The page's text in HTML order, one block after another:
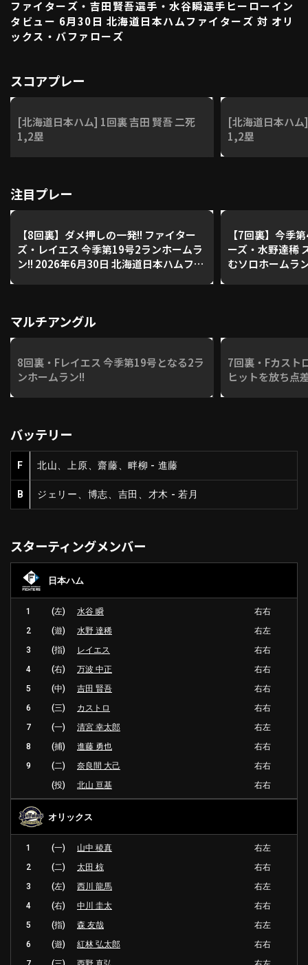
ファイターズ・吉田賢吾選手・水谷瞬選手ヒーローイン
タビュー 6月30日 北海道日本ハムファイターズ 対 オリ
ックス・バファローズ
スコアプレー
[北海道日本ハム] 1回裏 吉田 賢吾 二死
1,2塁
[北海道日本ハム
1,2塁
注目プレー
【8回裏】ダメ押しの一発!! ファイター
ズ・レイエス 今季第19号2ランホームラ
ン!! 2026年6月30日 北海道日本ハムファ
【7回裏】今季
ーズ・水野達稀
むソロホームラ
マルチアングル
8回裏・Fレイエス 今季第19号となる2ラ
ンホームラン!!
7回裏・Fカスト
ヒットを放ち点
バッテリー
F 北山、上原、齋藤、畔柳 - 進藤
B ジェリー、博志、吉田、才木 - 若月
スターティングメンバー
日本ハム
1 (左) 水谷 瞬
右右
2
(遊) 水野 達稀
右左
3
(指) レイエス
右右
4
(右) 万波 中正
右右
5
(中) 吉田 賢吾
右右
6
(三) カストロ
右右
7
(一) 清宮 幸太郎
右左
8
(捕) 進藤 勇也
右右
9
(二) 奈良間 大己
右右
(投)
北山 亘基 右右
オリックス
1 (一) 山中 稜真
右左
2
(二) 太田 椋
右右
3
(左) 西川 龍馬
右左
4
(右) 中川 圭太
右右
5
(指) 森 友哉
右左
6
(遊) 紅林 弘太郎
右右